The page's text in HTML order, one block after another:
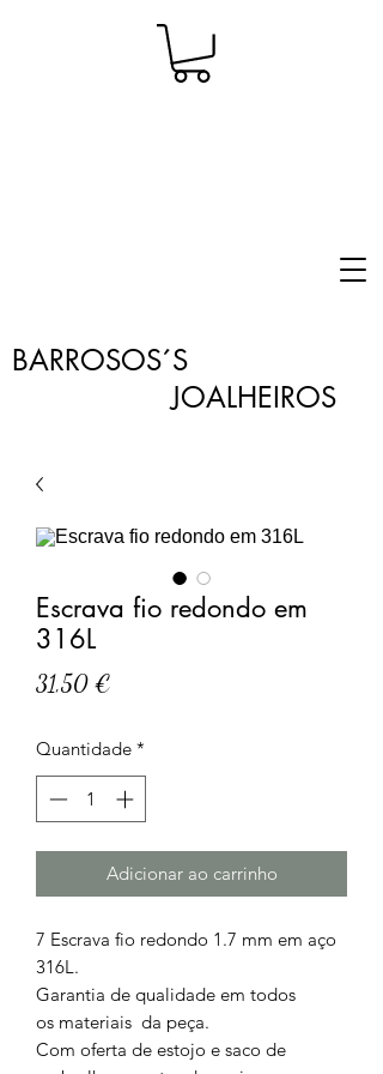
BARROSOS´S
JOALHEIROS
Escrava fio redondo em
316L
31,50 €
Quantidade *
Adicionar ao carrinho
7 Escrava fio redondo 1.7 mm em aço
316L.
Garantia de qualidade em todos
os materiais da peça.
Com oferta de estojo e saco de